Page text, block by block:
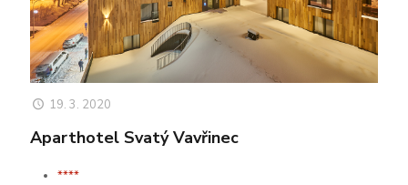
19. 3. 2020
Aparthotel Svatý Vavřinec
****